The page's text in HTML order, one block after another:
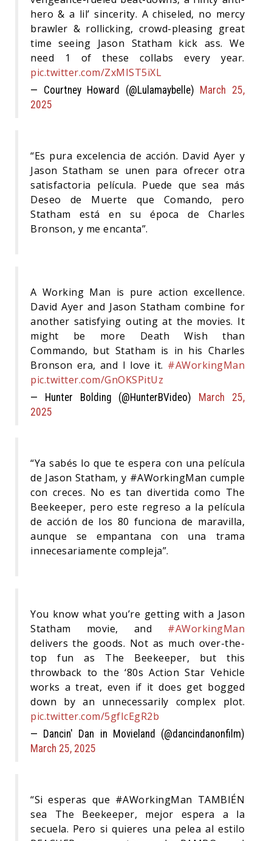
hero & a lil’ sincerity. A chiseled, no mercy
brawler & rollicking, crowd-pleasing great
time seeing Jason Statham kick ass. We
need 1 of these collabs every year.
pic.twitter.com/ZxMIST5iXL
— Courtney Howard (@Lulamaybelle) March 25,
2025
“Es pura excelencia de acción. David Ayer y
Jason Statham se unen para ofrecer otra
satisfactoria película. Puede que sea más
Deseo de Muerte que Comando, pero
Statham está en su época de Charles
Bronson, y me encanta”.
A Working Man is pure action excellence.
David Ayer and Jason Statham combine for
another satisfying outing at the movies. It
might be more Death Wish than
Commando, but Statham is in his Charles
Bronson era, and I love it. #AWorkingMan
pic.twitter.com/GnOKSPitUz
— Hunter Bolding (@HunterBVideo) March 25,
2025
“Ya sabés lo que te espera con una película
de Jason Statham, y #AWorkingMan cumple
con creces. No es tan divertida como The
Beekeeper, pero este regreso a la película
de acción de los 80 funciona de maravilla,
aunque se empantana con una trama
innecesariamente compleja”.
You know what you’re getting with a Jason
Statham movie, and #AWorkingMan
delivers the goods. Not as much over-the-
top fun as The Beekeeper, but this
throwback to the ‘80s Action Star Vehicle
works a treat, even if it does get bogged
down by an unnecessarily complex plot.
pic.twitter.com/5gfIcEgR2b
— Dancin' Dan in Movieland (@dancindanonfilm)
March 25, 2025
“Si esperas que #AWorkingMan TAMBIÉN
sea The Beekeeper, mejor espera a la
secuela. Pero si quieres una pelea al estilo